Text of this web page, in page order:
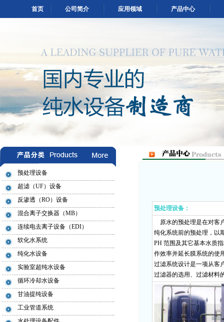
首页 公司简介 应用领域 产品中心
预处理设备
超滤（UF）设备
反渗透（RO）设备
混合离子交换器（MB）
连续电去离子设备（EDI）
软化水系统
纯化水设备
实验室超纯水设备
循环冷却水设备
甘油提纯设备
工业管道系统
预处理设备：
原水的预处理是在对客
纯化系统前的预处理，以
PH 范围及其它基本水质
作效率并延长膜系统的使
过滤系统设计是一项从客
过滤器的选用、过滤材